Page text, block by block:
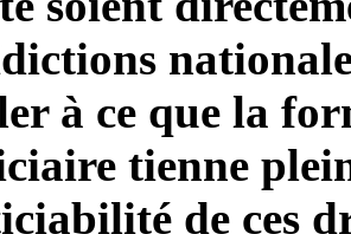
à ce que la
tienne
de ces